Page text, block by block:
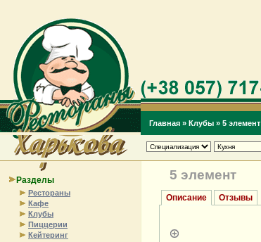
Главная » Клубы » 5 элемент
Разделы
Рестораны
Кафе
Клубы
Пиццерии
Кейтеринг
5 элемент
Описание Отзывы